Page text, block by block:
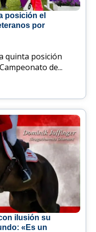
posición el
por
quinta posición
de...
ilusión su
«Es un